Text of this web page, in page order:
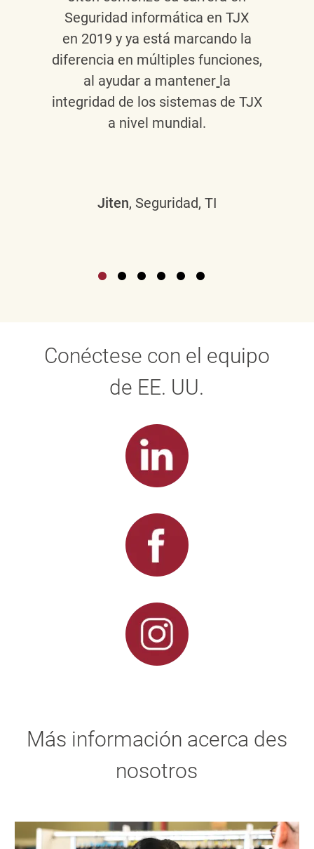
Seguridad informática en TJX
en 2019 y ya está marcando la
diferencia en múltiples funciones,
al ayudar a mantener la
integridad de los sistemas de TJX
a nivel mundial.
Jiten, Seguridad, TI
Conéctese con el equipo
de EE. UU.
Más información acerca des
nosotros